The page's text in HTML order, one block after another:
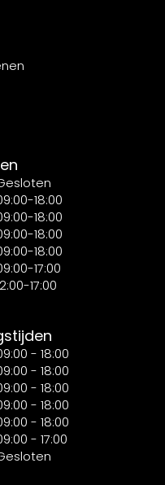
18:00
18:00
18:00
18:00
17:00
17:00
- 18:00
- 18:00
- 18:00
- 18:00
- 18:00
- 17:00